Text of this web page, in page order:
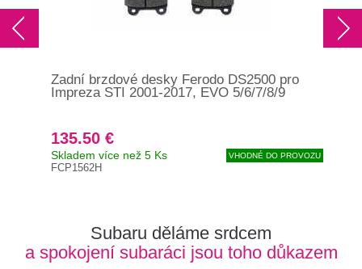
Zadní brzdové desky Ferodo DS2500 pro
Impreza STI 2001-2017, EVO 5/6/7/8/9
135.50 €
Skladem více než 5 Ks
FCP1562H
VHODNÉ DO PROVOZU
Subaru děláme srdcem
a spokojení subaráci jsou toho důkazem